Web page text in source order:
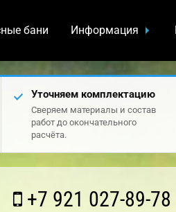
бани Информация
Уточняем комплектацию
Сверяем материалы и состав
работ до окончательного
расчёта.
+7 921 027-89-78